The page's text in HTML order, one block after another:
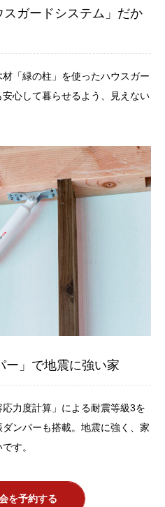
ガードシステム」だか
「緑の柱」を使ったハウスガー
心して暮らせるよう、見えない
ー」で地震に強い家
力度計算」による耐震等級3を
ンパーも搭載。地震に強く、家
す。
を予約する